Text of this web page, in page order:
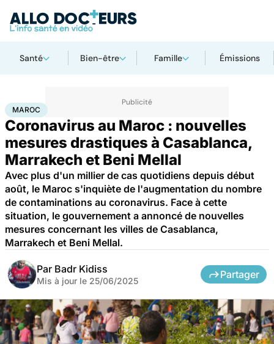
Santé Bien-être Famille Émissions
AccueilSanté Santé publiqueMaroc
MAROC
Coronavirus au Maroc : nouvelles
mesures drastiques à Casablanca,
Marrakech et Beni Mellal
Avec plus d'un millier de cas quotidiens depuis début
août, le Maroc s'inquiète de l'augmentation du nombre
de contaminations au coronavirus. Face à cette
situation, le gouvernement a annoncé de nouvelles
mesures concernant les villes de Casablanca,
Marrakech et Beni Mellal.
Par Badr Kidiss
Mis à jour le 25/06/2025
Partager